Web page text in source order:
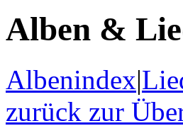
Alben &
Albenindex|
zurück zur